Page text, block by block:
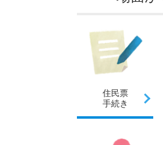
住民票
手続き